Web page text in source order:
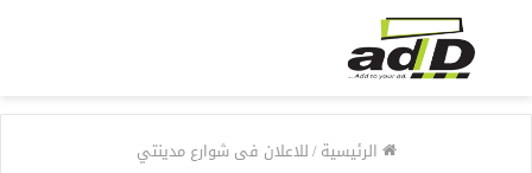
الرئيسية/للاعلان فى شوارع مدينتي